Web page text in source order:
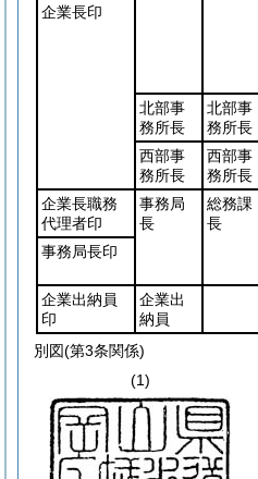
企業長印
北部事
務所長
北部事
務所長
西部事
務所長
西部事
務所長
企業長職務
代理者印
事務局
長
総務課
長
事務局長印
企業出納員
印
企業出
納員
別図(第3条関係)
(1)